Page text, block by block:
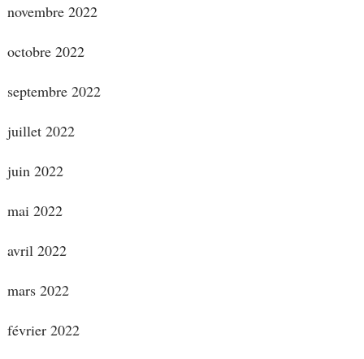
novembre 2022
octobre 2022
septembre 2022
juillet 2022
juin 2022
mai 2022
avril 2022
mars 2022
février 2022